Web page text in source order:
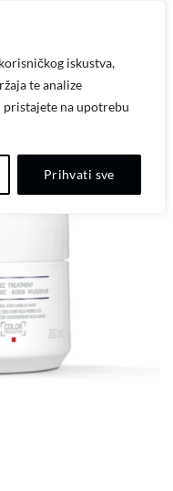
iskustva,
te analize
pristajete na upotrebu
Prihvati sve
Dodaj
listu